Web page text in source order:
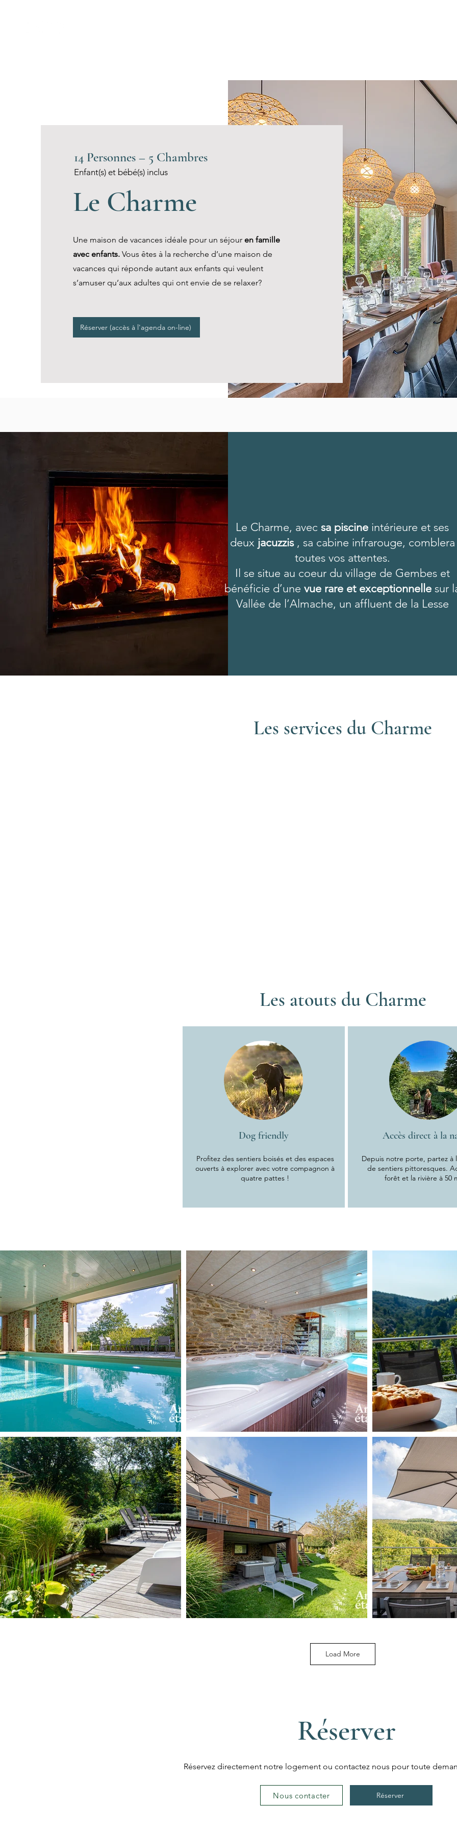
14 Personnes – 5 Chambres
Enfant(s) et bébé(s) inclus
Le Charme
Une maison de vacances idéale pour un séjour en famille
avec enfants. Vous êtes à la recherche d’une maison de
vacances qui réponde autant aux enfants qui veulent
s’amuser qu’aux adultes qui ont envie de se relaxer?
Réserver (accès à l'agenda on-line)
Le Charme, avecsa piscine intérieure et ses
deux jacuzzis, sa cabine infrarouge, comblera
toutes vos attentes.
Il se situe au coeur du village de Gembes et
bénéficie d’unevue rare et exceptionnelle sur
Vallée de l’Almache, un affluent de la Lesse
Les services du Charme
Les atouts du Charme
Dog friendly
Profitez des sentiers boisés et des espaces
ouverts à explorer avec votre compagnon à
quatre pattes !
Accès direct à la
Depuis notre porte, partez à
de sentiers pittoresques.
forêt et la rivière à 50
Load More
Réserver
Réservez directement notre logement ou contactez nous pour toute
Nous contacter Réserver